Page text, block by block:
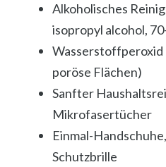
Alkoholisches
isopropyl alcohol,
Wasserstoffperoxid
poröse Flächen)
Sanfter
Mikrofasertücher
Einmal-
Schutzbrille